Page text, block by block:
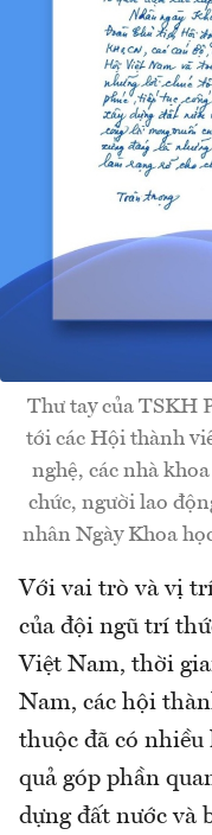
Thư tay của TSKH
tới các Hội thành
nghệ, các nhà
chức, người lao
nhân Ngày Khoa
Với vai trò và vị
của đội ngũ trí
Việt Nam, thời
Nam, các hội
thuộc đã có
quả góp phần
dựng đất nước và